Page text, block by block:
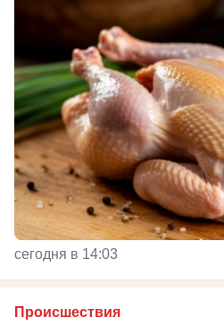
сегодня в 14:03
Происшествия